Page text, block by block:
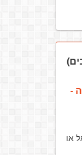
-
או